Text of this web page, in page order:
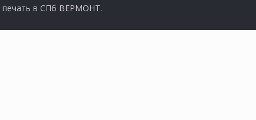
печать в СПб ВЕРМОНТ.